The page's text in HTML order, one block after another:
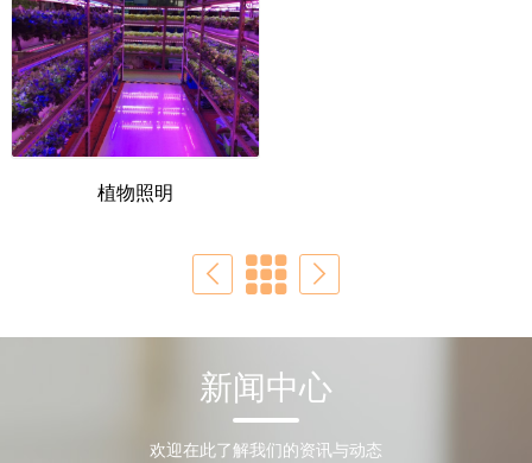
植物照明
新闻中心
欢迎在此了解我们的资讯与动态